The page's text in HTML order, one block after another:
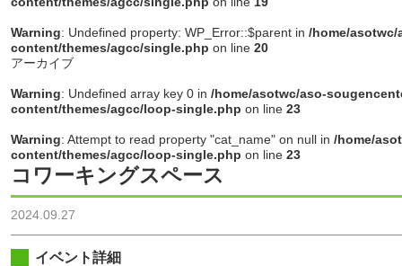
Warning: Undefined property: WP_Error::$parent in /home/
content/themes/agcc/single.php on line 20
アーカイブ
Warning: Undefined array key 0 in /home/asotwc/aso-
content/themes/agcc/loop-single.php on line 23
Warning: Attempt to read property "cat_name" on null in /home/
content/themes/agcc/loop-single.php on line 23
コワーキングスペース
2024.09.27
イベント詳細